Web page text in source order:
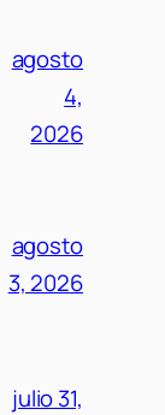
agosto
4,
2026
agosto
3, 2026
julio 31,